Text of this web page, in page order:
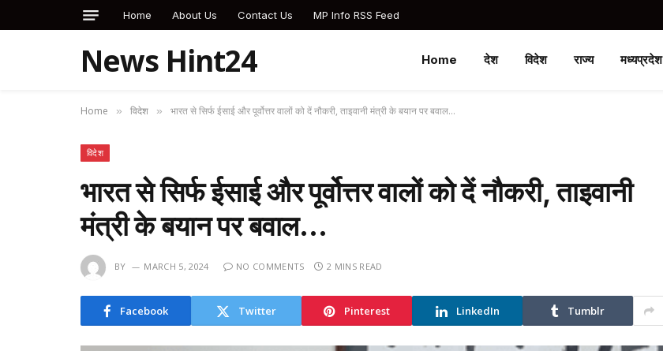
Home About Us Contact Us MP Info RSS Feed
News Hint24 Home देश विदेश राज्य मध्यप्रदेश
Home » विदेश » भारत से सिर्फ ईसाई और पूर्वोत्तर वालों को दें नौकरी, ताइवानी मंत्री के बयान पर बवाल…
विदेश
भारत से सिर्फ ईसाई और पूर्वोत्तर वालों को दें नौकरी, ताइवानी
मंत्री के बयान पर बवाल…
BY MARCH 5, 2024 NO COMMENTS 2 MINS READ
Facebook Twitter Pinterest LinkedIn Tumblr